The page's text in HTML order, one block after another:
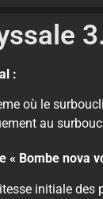
:
où le
au
« Bombe nova
initiale des